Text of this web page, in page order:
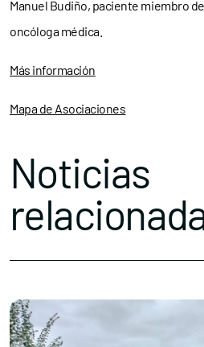
Manuel Budiño, paciente miembro
oncóloga médica.
Más información
Mapa de Asociaciones
Noticias